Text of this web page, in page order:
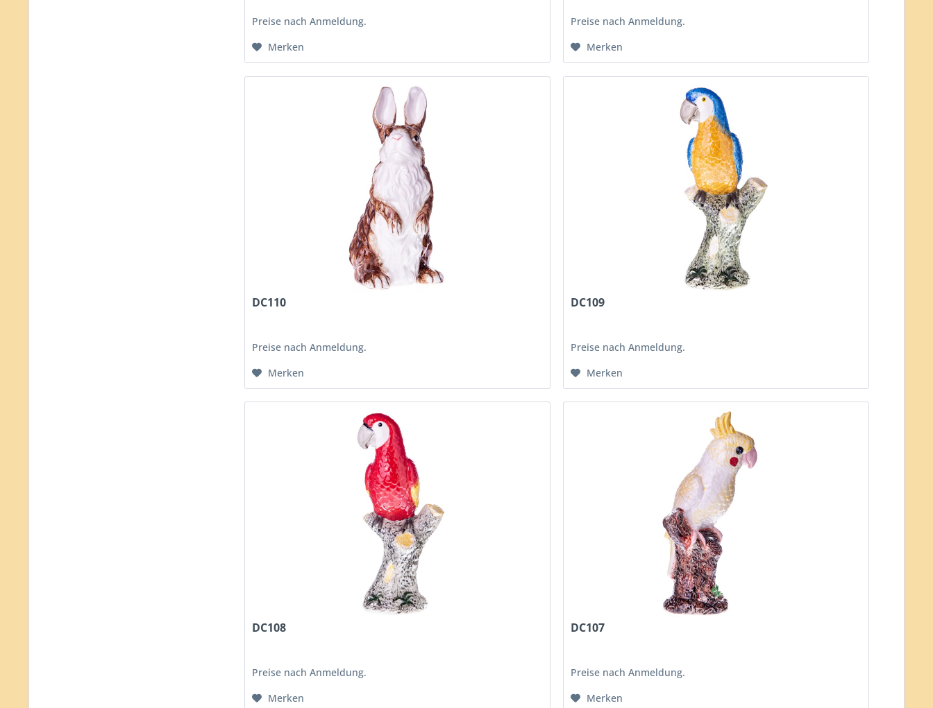
Preise nach Anmeldung.
Merken
Preise nach Anmeldung.
Merken
DC110
Preise nach Anmeldung.
Merken
DC109
Preise nach Anmeldung.
Merken
DC108
Preise nach Anmeldung.
Merken
DC107
Preise nach Anmeldung.
Merken